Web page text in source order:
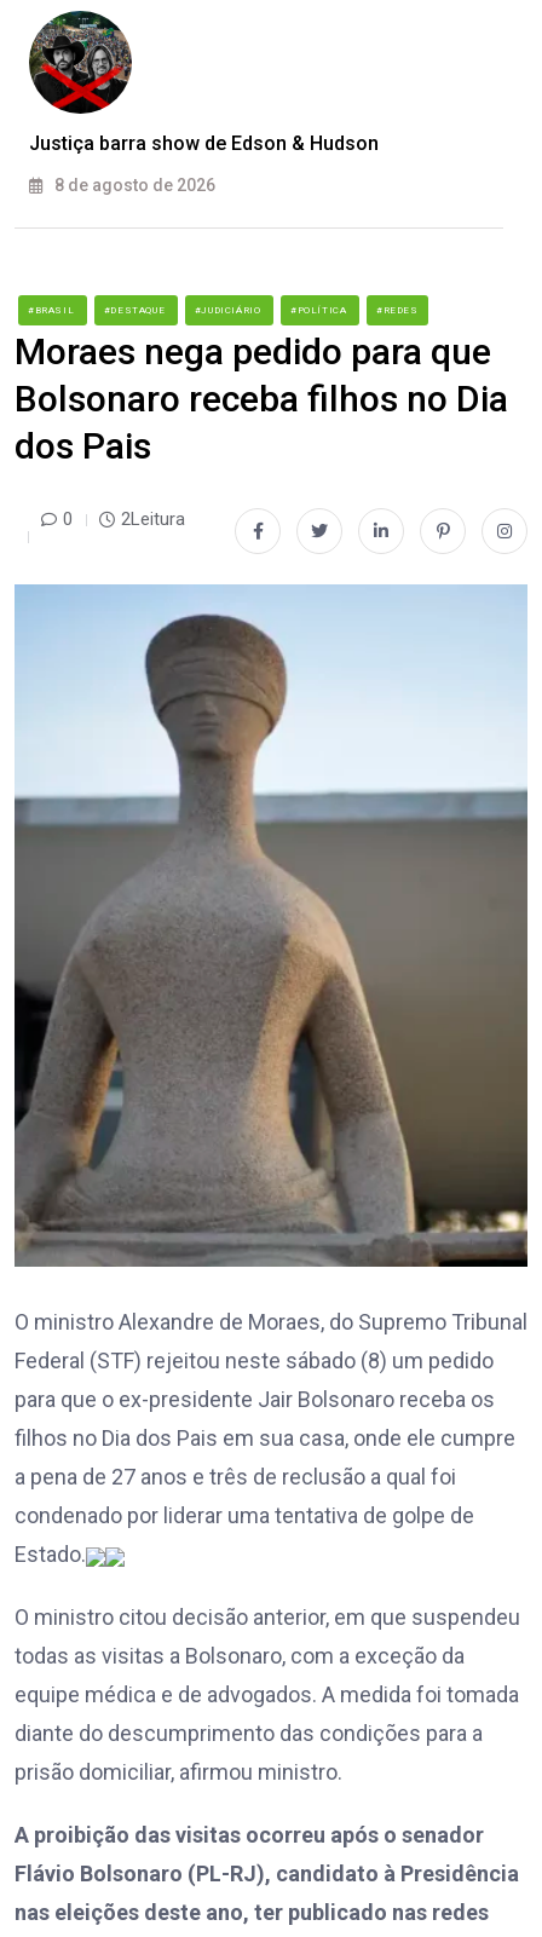
Justiça barra show de Edson & Hudson
8 de agosto de 2026
#BRASIL #DESTAQUE #JUDICIÁRIO #POLÍTICA #REDES
Moraes nega pedido para que
Bolsonaro receba filhos no Dia
dos Pais
0 2Leitura
O ministro Alexandre de Moraes, do Supremo Tribunal
Federal (STF) rejeitou neste sábado (8) um pedido
para que o ex-presidente Jair Bolsonaro receba os
filhos no Dia dos Pais em sua casa, onde ele cumpre
a pena de 27 anos e três de reclusão a qual foi
condenado por liderar uma tentativa de golpe de
Estado.
O ministro citou decisão anterior, em que suspendeu
todas as visitas a Bolsonaro, com a exceção da
equipe médica e de advogados. A medida foi tomada
diante do descumprimento das condições para a
prisão domiciliar, afirmou ministro.
A proibição das visitas ocorreu após o senador
Flávio Bolsonaro (PL-RJ), candidato à Presidência
nas eleições deste ano, ter publicado nas redes